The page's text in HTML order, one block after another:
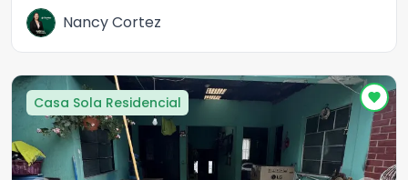
Nancy Cortez
Casa Sola Residencial